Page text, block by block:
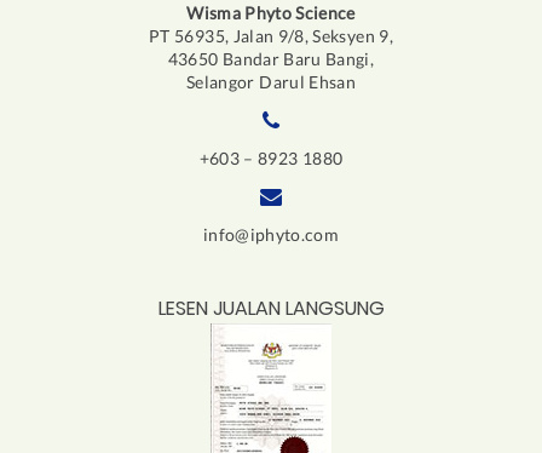
Wisma Phyto Science
PT 56935, Jalan 9/8, Seksyen 9,
43650 Bandar Baru Bangi,
Selangor Darul Ehsan
+603 – 8923 1880
info@iphyto.com
LESEN JUALAN LANGSUNG